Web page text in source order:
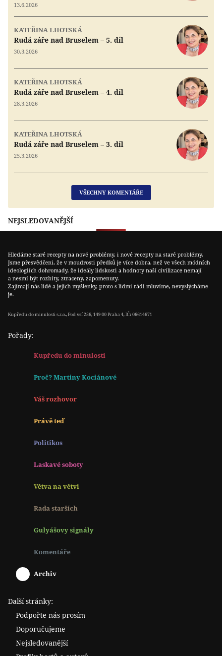
13.6.2026
KATEŘINA LHOTSKÁ
Rudá záře nad Bruselem – 5. díl
30.3.2026
KATEŘINA LHOTSKÁ
Rudá záře nad Bruselem – 4. díl
28.3.2026
KATEŘINA LHOTSKÁ
Rudá záře nad Bruselem – 3. díl
25.3.2026
VŠECHNY KOMENTÁŘE
NEJSLEDOVANĚJŠÍ
Hledáme staré recepty na nové problémy, i nové recepty na staré problémy.
Jsme přesvědčeni, že v moudrosti předků je více dobra, než ve všech módních
ideologiích dohromady, že ideály lidskosti a hodnoty naší civilizace nemají
a nesmí být rozbity, ztraceny, zapomenuty.
Zajímají nás lidé a jejich myšlenky, proto s lidmi rádi mluvíme, nevyslýcháme
je.
Kupředu do minulosti s.r.o., Pod vsí 256, 149 00 Praha 4, IČ: 06614671
Pořady:
Kupředu do minulosti
Proč? Martiny Kociánové
Váš rozhovor
Právě teď
Politikos
Laskavé soboty
Větva na větvi
Rada starších
Gulyášovy signály
Komentáře
Archiv
Další stránky:
Podpořte nás prosím
Doporučujeme
Nejsledovanější